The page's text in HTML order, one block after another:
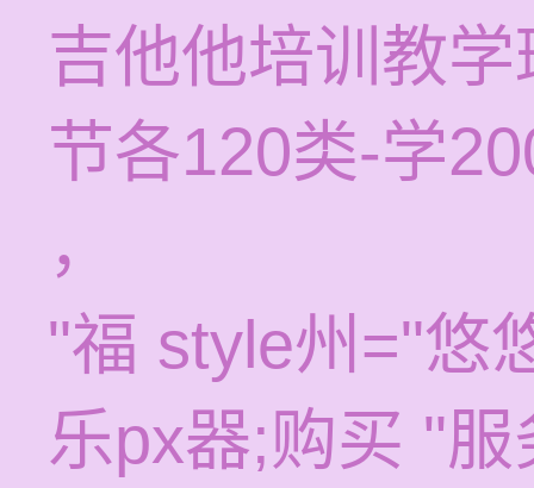
吉他他培训教
节各120类-学
，
"福 style州="悠
乐px器;购买 "